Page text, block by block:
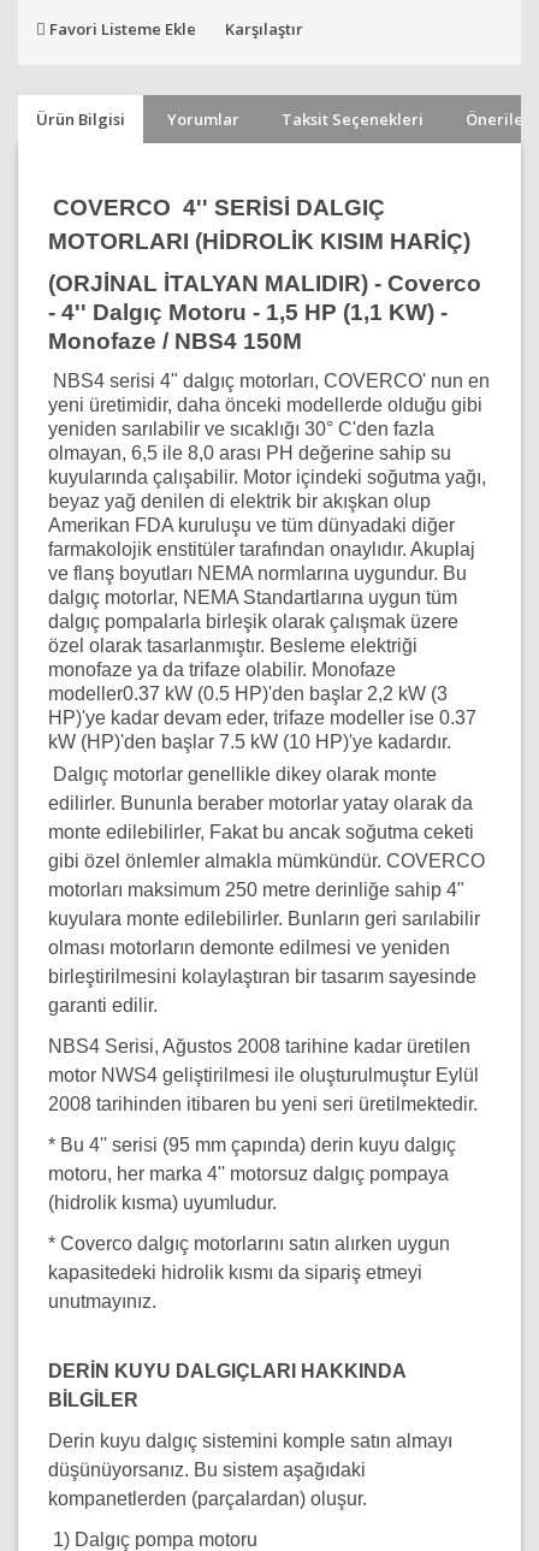
Favori Listeme Ekle Karşılaştır
Ürün Bilgisi Yorumlar Taksit Seçenekleri
COVERCO 4'' SERİSİ DALGIÇ
MOTORLARI (HİDROLİK KISIM HARİÇ)
(ORJİNAL İTALYAN MALIDIR) - Coverco
- 4'' Dalgıç Motoru - 1,5 HP (1,1 KW) -
Monofaze / NBS4 150M
NBS4 serisi 4" dalgıç motorları, COVERCO' nun en
yeni üretimidir, daha önceki modellerde olduğu gibi
yeniden sarılabilir ve sıcaklığı 30° C'den fazla
olmayan, 6,5 ile 8,0 arası PH değerine sahip su
kuyularında çalışabilir. Motor içindeki soğutma yağı,
beyaz yağ denilen di elektrik bir akışkan olup
Amerikan FDA kuruluşu ve tüm dünyadaki diğer
farmakolojik enstitüler tarafından onaylıdır. Akuplaj
ve flanş boyutları NEMA normlarına uygundur. Bu
dalgıç motorlar, NEMA Standartlarına uygun tüm
dalgıç pompalarla birleşik olarak çalışmak üzere
özel olarak tasarlanmıştır. Besleme elektriği
monofaze ya da trifaze olabilir. Monofaze
modeller0.37 kW (0.5 HP)'den başlar 2,2 kW (3
HP)'ye kadar devam eder, trifaze modeller ise 0.37
kW (HP)'den başlar 7.5 kW (10 HP)'ye kadardır.
Dalgıç motorlar genellikle dikey olarak monte
edilirler. Bununla beraber motorlar yatay olarak da
monte edilebilirler, Fakat bu ancak soğutma ceketi
gibi özel önlemler almakla mümkündür. COVERCO
motorları maksimum 250 metre derinliğe sahip 4"
kuyulara monte edilebilirler. Bunların geri sarılabilir
olması motorların demonte edilmesi ve yeniden
birleştirilmesini kolaylaştıran bir tasarım sayesinde
garanti edilir.
NBS4 Serisi, Ağustos 2008 tarihine kadar üretilen
motor NWS4 geliştirilmesi ile oluşturulmuştur Eylül
2008 tarihinden itibaren bu yeni seri üretilmektedir.
* Bu 4'' serisi (95 mm çapında) derin kuyu dalgıç
motoru, her marka 4'' motorsuz dalgıç pompaya
(hidrolik kısma) uyumludur.
* Coverco dalgıç motorlarını satın alırken uygun
kapasitedeki hidrolik kısmı da sipariş etmeyi
unutmayınız.
DERİN KUYU DALGIÇLARI HAKKINDA
BİLGİLER
Derin kuyu dalgıç sistemini komple satın almayı
düşünüyorsanız. Bu sistem aşağıdaki
kompanetlerden (parçalardan) oluşur.
1) Dalgıç pompa motoru